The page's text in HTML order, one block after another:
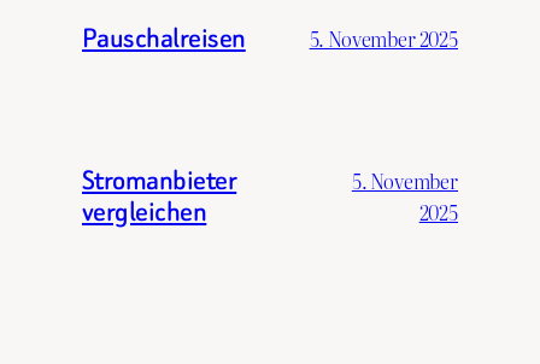
Pauschalreisen 5. November 2025
Stromanbieter
vergleichen
5. November
2025